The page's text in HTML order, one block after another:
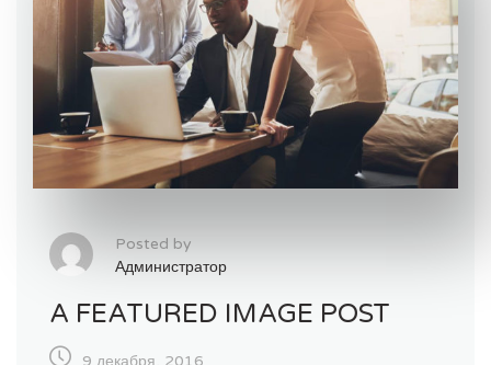
Posted by
Администратор
A FEATURED IMAGE POST
9 декабря, 2016